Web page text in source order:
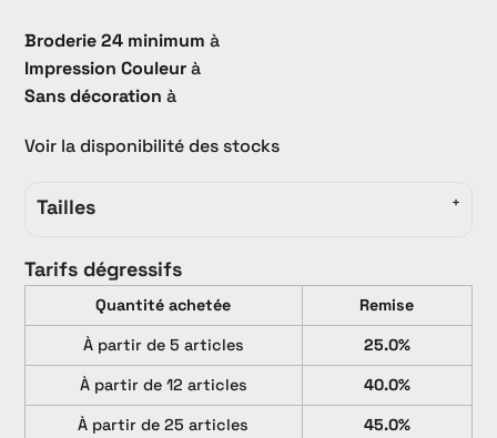
Broderie 24 minimum à
Impression Couleurà
Sans décoration à
Voir la disponibilité des stocks
Tailles
Tarifs dégressifs
Quantité achetée
Remise
À partir de 5 articles
25.0%
À partir de 12 articles
40.0%
À partir de 25 articles
45.0%